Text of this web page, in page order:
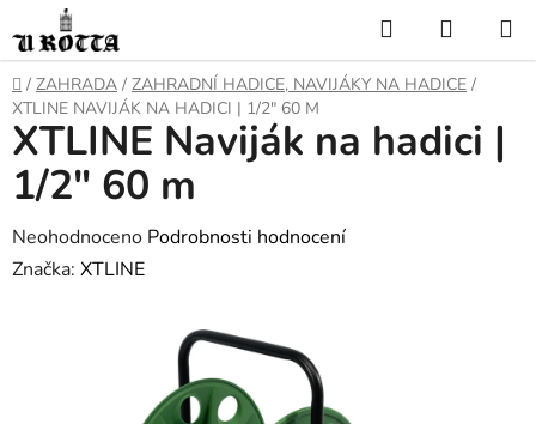
na
obsah
Hledat
KOŠÍK
DOMŮ
/ ZAHRADA / ZAHRADNÍ HADICE, NAVIJÁKY NA HADICE /
XTLINE NAVIJÁK NA HADICI | 1/2" 60 M
XTLINE Naviják na hadici |
1/2" 60 m
Průměrné
hodnocení
Neohodnoceno Podrobnosti hodnocení
Značka: XTLINE